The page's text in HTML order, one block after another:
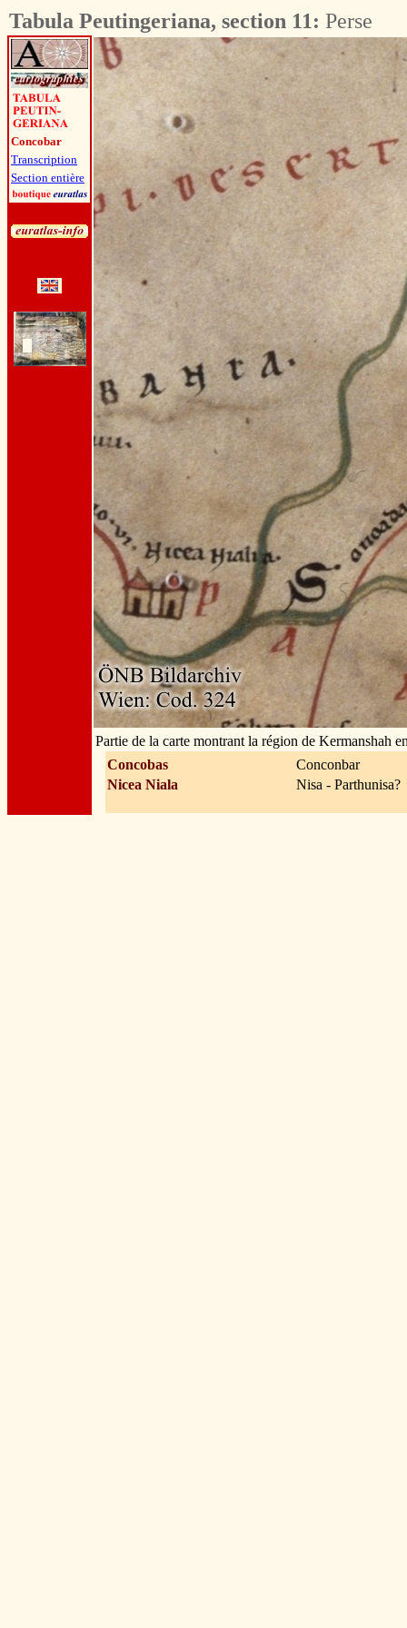
Tabula Peutingeriana, section 11: Perse
Concobar
Transcription
Section entière
Partie de la carte montrant la région de Kermanshah
Concobas
Conconbar
Nicea Niala
Nisa - Parthunisa?